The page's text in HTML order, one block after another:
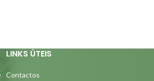
LINKS ÚTEIS
Contactos